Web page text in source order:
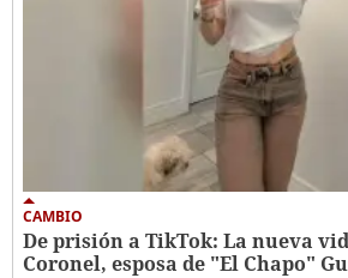
CAMBIO
De prisión a TikTok: La nueva
Coronel, esposa de "El Chapo"